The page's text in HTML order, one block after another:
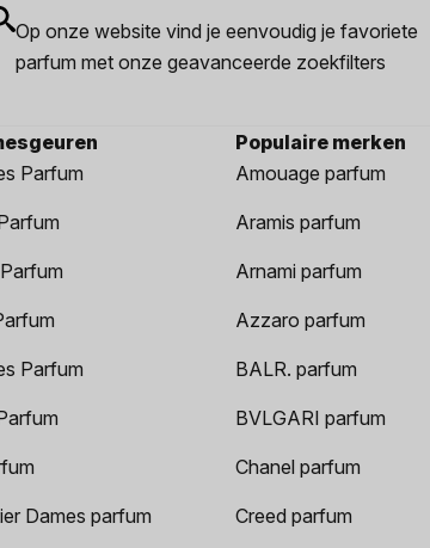
Op onze website vind je eenvoudig je favoriete
parfum met onze geavanceerde zoekfilters
Parfum
Parfum
Dames parfum
Populaire merken
Amouage parfum
Aramis parfum
Arnami parfum
Azzaro parfum
BALR. parfum
BVLGARI parfum
Chanel parfum
Creed parfum